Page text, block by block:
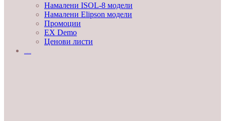
Намалени ISOL-8 модели
Намалени Elipson модели
Промоции
EX Demo
Ценови листи